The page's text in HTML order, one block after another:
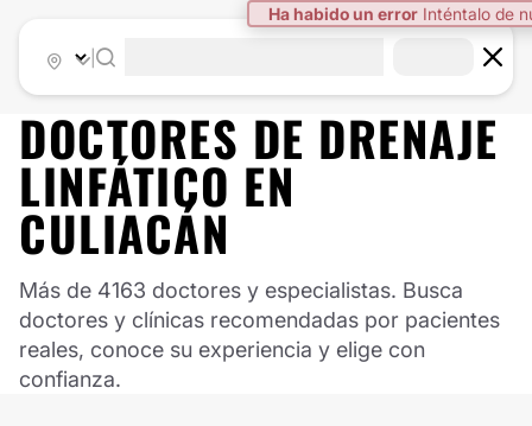
Ha habido un error Inténtalo de
DOCTORES DE DRENAJE
LINFÁTICO EN
CULIACÁN
Más de 4163 doctores y especialistas. Busca
doctores y clínicas recomendadas por pacientes
reales, conoce su experiencia y elige con
confianza.